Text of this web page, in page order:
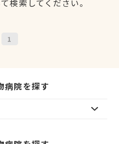
検索してください。
1
病院を探す